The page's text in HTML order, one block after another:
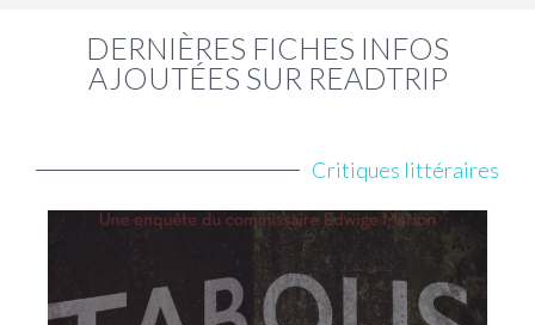
DERNIÈRES FICHES INFOS
AJOUTÉES SUR READTRIP
Critiques littéraires